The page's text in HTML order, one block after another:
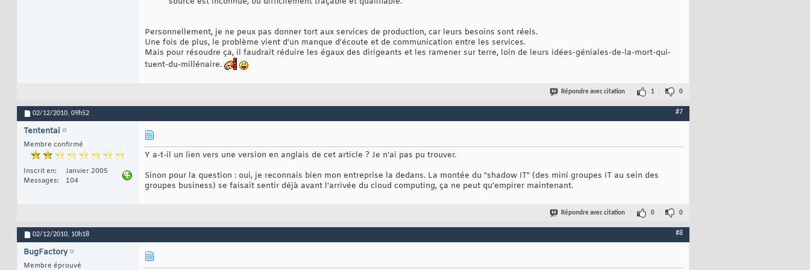
Personnellement, je ne peux pas donner tort aux services de production, car leurs besoins sont réels.
Une fois de plus, le problème vient d'un manque d'écoute et de communication entre les services.
Mais pour résoudre ça, il faudrait réduire les égaux des dirigeants et les ramener sur terre, loin de leurs idées-géniales-de-la-mort-qui-
tuent-du-millénaire.
Répondre avec citation 1 0
02/12/2010, 09h52 #7
Tententai
Membre confirmé
Inscrit en
Janvier 2005
Messages
104
Y a-t-il un lien vers une version en anglais de cet article ? Je n'ai pas pu trouver.
Sinon pour la question : oui, je reconnais bien mon entreprise la dedans. La montée du "shadow IT" (des mini groupes IT au sein des
groupes business) se faisait sentir déjà avant l'arrivée du cloud computing, ça ne peut qu'empirer maintenant.
Répondre avec citation 0 0
02/12/2010, 10h18 #8
BugFactory
Membre éprouvé